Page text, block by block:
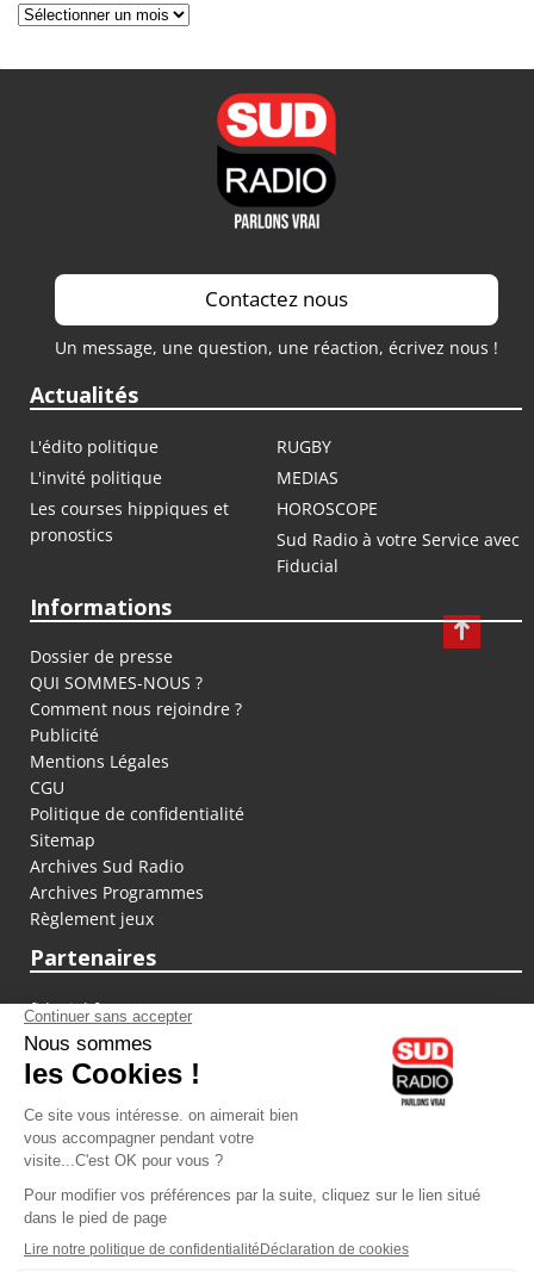
Archives
Contactez nous
Un message, une question, une réaction, écrivez nous !
Actualités
L'édito politique
RUGBY
L'invité politique
MEDIAS
Les courses hippiques et
pronostics
HOROSCOPE
Sud Radio à votre Service avec
Fiducial
Informations
Dossier de presse
QUI SOMMES-NOUS ?
Comment nous rejoindre ?
Publicité
Mentions Légales
CGU
Politique de confidentialité
Sitemap
Archives Sud Radio
Archives Programmes
Règlement jeux
Partenaires
fiducial.fr
lyoncapitale.fr
olympique-et-lyonnais.com
L'application Iphone / Android
Téléchargez l'application
Les cookies